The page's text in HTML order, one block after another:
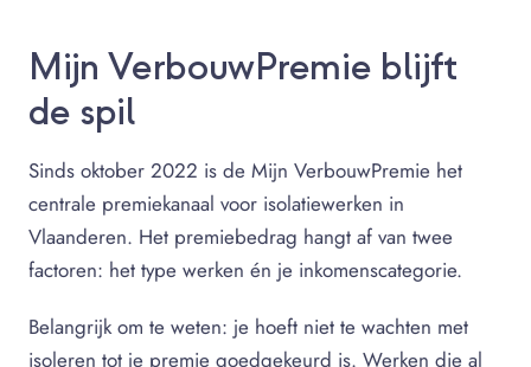
Mijn VerbouwPremie blijft
de spil
Sinds oktober 2022 is de Mijn VerbouwPremie het
centrale premiekanaal voor isolatiewerken in
Vlaanderen. Het premiebedrag hangt af van twee
factoren: het type werken én je inkomenscategorie.
Belangrijk om te weten: je hoeft niet te wachten met
isoleren tot je premie goedgekeurd is. Werken die al